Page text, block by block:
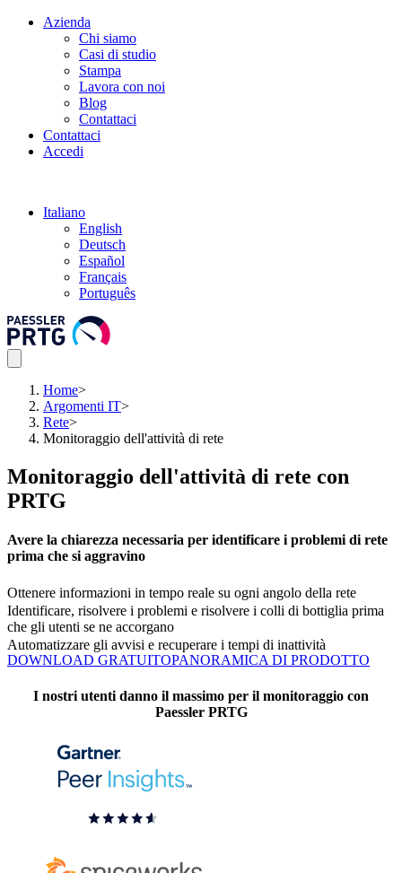
Azienda
Chi siamo
Casi di studio
Stampa
Lavora con noi
Blog
Contattaci
Contattaci
Accedi
Italiano
English
Deutsch
Español
Français
Português
Home>
Argomenti IT>
Rete>
Monitoraggio dell'attività di rete
Monitoraggio dell'attività di rete con
PRTG
Avere la chiarezza necessaria per identificare i problemi di rete
prima che si aggravino
Ottenere informazioni in tempo reale su ogni angolo della rete
Identificare, risolvere i problemi e risolvere i colli di bottiglia prima
che gli utenti se ne accorgano
Automatizzare gli avvisi e recuperare i tempi di inattività
DOWNLOAD GRATUITOPANORAMICA DI PRODOTTO
I nostri utenti danno il massimo per il monitoraggio con
Paessler PRTG